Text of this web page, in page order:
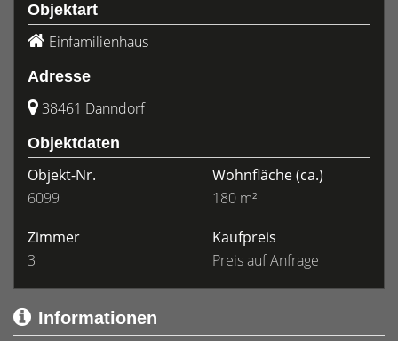
Objektart
Einfamilienhaus
Adresse
38461 Danndorf
Objektdaten
Objekt-Nr.
6099
Wohnfläche(ca.)
180 m²
Zimmer
3
Kaufpreis
Preis auf Anfrage
Informationen